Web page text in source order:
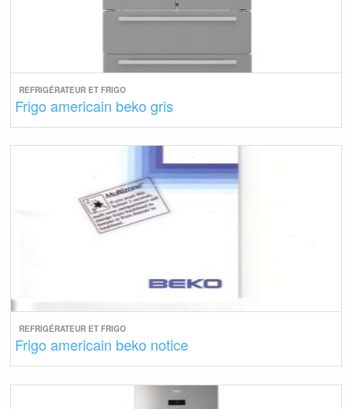
REFRIGÉRATEUR ET FRIGO
Frigo americain beko gris
REFRIGÉRATEUR ET FRIGO
Frigo americain beko notice